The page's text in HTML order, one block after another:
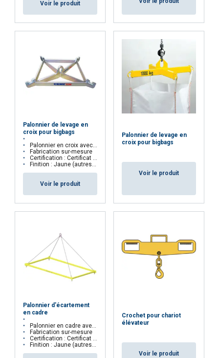
Voir le produit
Palonnier de levage en
croix pour bigbags
Palonnier en croix avec suspension par anneau central
Fabrication sur-mesure
Certification : Certificat CE
Finition : Jaune (autres couleurs disponibles sur demande)
Voir le produit
Palonnier de levage en
croix pour bigbags
Voir le produit
Palonnier d'écartement
en cadre
Palonnier en cadre avec suspension par élingue 4 brins
Fabrication sur-mesure
Certification : Certificat CE
Finition : Jaune (autres couleurs disponibles sur demande)
Crochet pour chariot
élévateur
Voir le produit
Strictement
Ciblage
Non classifiés
ACCEPTER TOUT
REFUSER TOUT
AFFICHER LES DÉTAILS